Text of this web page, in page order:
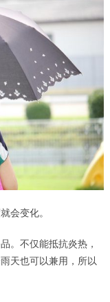
会变化。
。不仅能抵抗炎热，
天也可以兼用，所以